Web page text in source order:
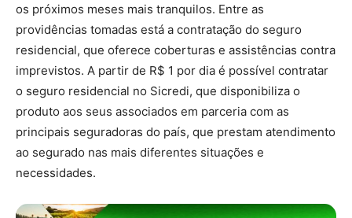
os próximos meses mais tranquilos. Entre as
providências tomadas está a contratação do seguro
residencial, que oferece coberturas e assistências contra
imprevistos. A partir de R$ 1 por dia é possível contratar
o seguro residencial no Sicredi, que disponibiliza o
produto aos seus associados em parceria com as
principais seguradoras do país, que prestam atendimento
ao segurado nas mais diferentes situações e
necessidades.